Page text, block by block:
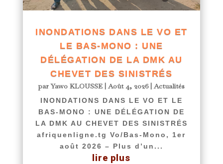
INONDATIONS DANS LE VO ET
LE BAS-MONO : UNE
DÉLÉGATION DE LA DMK AU
CHEVET DES SINISTRÉS
parYawo KLOUSSE |Août 4, 2026|Actualités
INONDATIONS DANS LE VO ET LE
BAS-MONO : UNE DÉLÉGATION DE
LA DMK AU CHEVET DES SINISTRÉS
afriquenligne.tg Vo/Bas-Mono, 1er
août 2026 – Plus d’un...
lire plus